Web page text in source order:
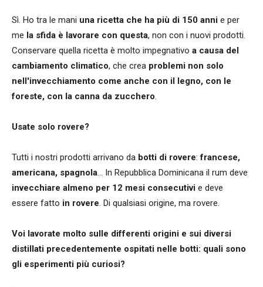
Sì. Ho tra le mani una ricetta che ha più di 150 anni e per
me la sfida è lavorare con questa, non con i nuovi prodotti.
Conservare quella ricetta è molto impegnativo a causa del
cambiamento climatico, che crea problemi non solo
nell'invecchiamento come anche con il legno, con le
foreste, con la canna da zucchero.
Usate solo rovere?
Tutti i nostri prodotti arrivano da botti di rovere:francese,
americana, spagnola... In Repubblica Dominicana il rum deve
invecchiare almeno per 12 mesi consecutivi e deve
essere fatto in rovere. Di qualsiasi origine, ma rovere.
Voi lavorate molto sulle differenti origini e sui diversi
distillati precedentemente ospitati nelle botti: quali sono
gli esperimenti più curiosi?